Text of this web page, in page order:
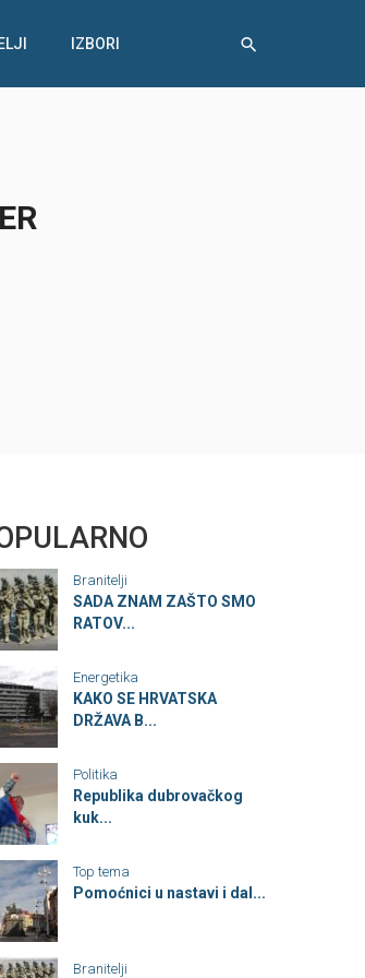
IZBORI
Branitelji
SADA ZNAM ZAŠTO SMO
RATOV...
Energetika
KAKO SE HRVATSKA
DRŽAVA B...
Politika
Republika dubrovačkog
kuk...
Top tema
Pomoćnici u nastavi i dal...
Branitelji